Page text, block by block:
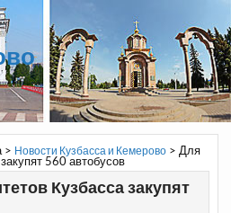
> Новости Кузбасса и Кемерово> Для
560 автобусов
Кузбасса закупят